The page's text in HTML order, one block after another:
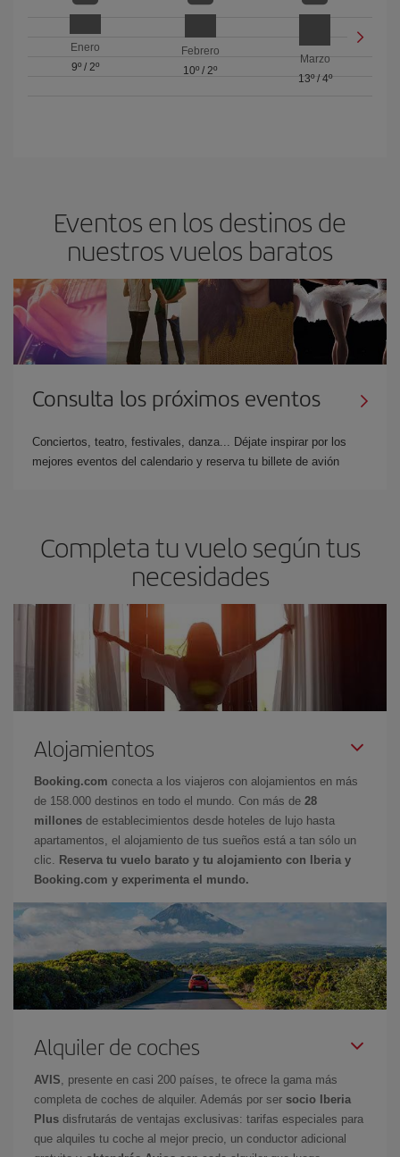
Enero
9º/ 2º
Febrero
10º / 2º
Marzo
13º/ 4º
Eventos en los destinos de
nuestros vuelos baratos
Consulta los próximos eventos
Conciertos, teatro, festivales, danza... Déjate inspirar por los
mejores eventos del calendario y reserva tu billete de avión
Completa tu vuelo según tus
necesidades
Alojamientos
Booking.com conecta a los viajeros con alojamientos en más
de 158.000 destinos en todo el mundo. Con más de 28
millones de establecimientos desde hoteles de lujo hasta
apartamentos, el alojamiento de tus sueños está a tan sólo un
clic.
Reserva tu vuelo barato y tu alojamiento con Iberia y
Booking.com y experimenta el mundo.
Alquiler de coches
AVIS , presente en casi 200 países, te ofrece la gama más
completa de coches de alquiler. Además por ser socio Iberia
Plus disfrutarás de ventajas exclusivas: tarifas especiales para
que alquiles tu coche al mejor precio, un conductor adicional